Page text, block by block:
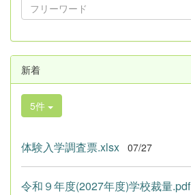
新着
5件
体験入学調査票.xlsx 07/27
令和９年度(2027年度)学校裁量.pdf